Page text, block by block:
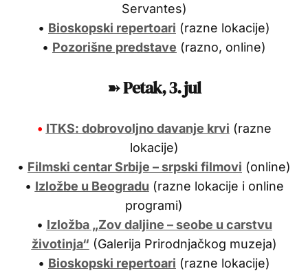
Servantes)
• Bioskopski repertoari (razne lokacije)
• Pozorišne predstave (razno, online)
➽Petak, 3. jul
• ITKS: dobrovoljno davanje krvi (razne
lokacije)
• Filmski centar Srbije – srpski filmovi (online)
• Izložbe u Beogradu (razne lokacije i online
programi)
• Izložba „Zov daljine – seobe u carstvu
životinja“ (Galerija Prirodnjačkog muzeja)
• Bioskopski repertoari (razne lokacije)